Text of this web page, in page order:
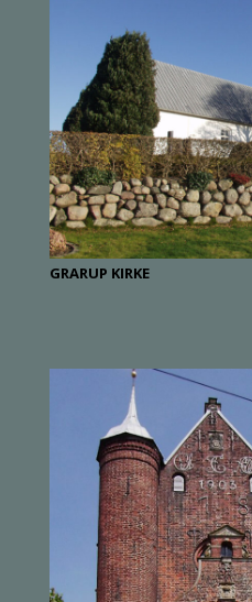
GRARUP KIRKE